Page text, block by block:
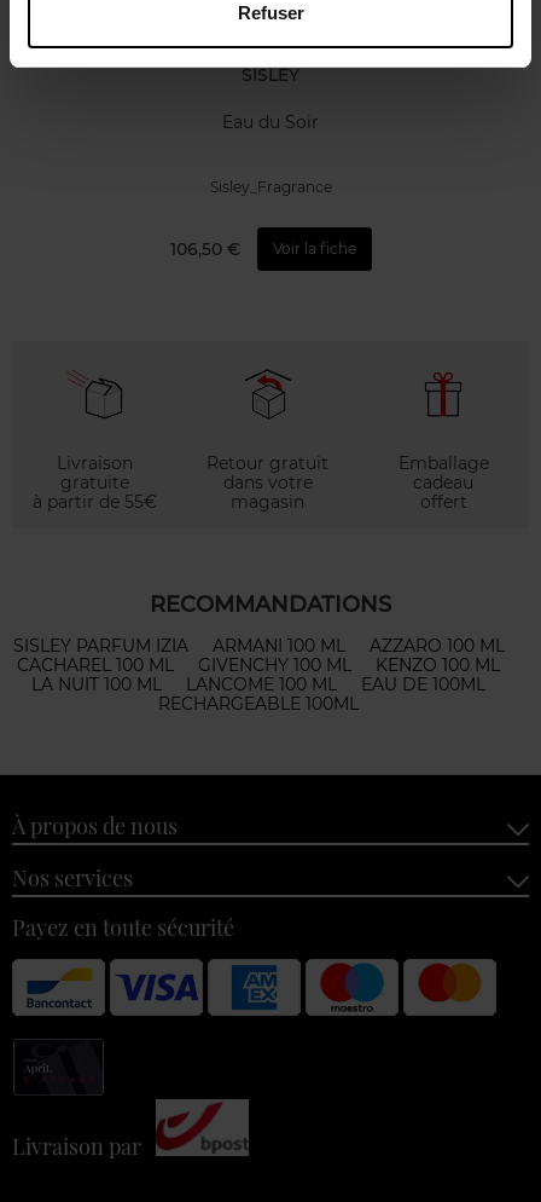
Refuser
SISLEY
Eau du Soir
Sisley_Fragrance
106,50 € Voir la fiche
Livraison
gratuite
à partir de 55€
Retour gratuit
dans votre
magasin
Emballage
cadeau
offert
RECOMMANDATIONS
SISLEY PARFUM IZIA ARMANI 100 ML
AZZARO 100 ML
CACHAREL 100 ML
GIVENCHY 100 ML
KENZO 100 ML
LA NUIT 100 ML
LANCOME 100 ML
EAU DE 100ML
RECHARGEABLE 100ML
À propos de nous
Nos services
Payez en toute sécurité
Livraison par